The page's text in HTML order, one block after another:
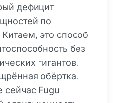
дефицит
по
это способ
без
гигантов.
обёртка,
Fugu